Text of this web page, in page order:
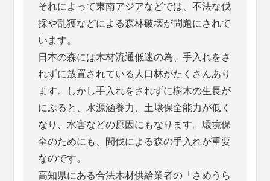
それによって東南アジアなどでは、不法な伐
採や乱獲などによる森林破壊が問題にされて
います。
日本の森には木材流通低迷の為、手入れをさ
れずに放置されている人口林がたくさんあり
ます。しかし手入れをされずに樹木の生長が
にぶると、水源涵養力、土壌保全能力が低く
なり、水害などの原因にもなります。環境保
全のためにも、間伐による森の手入れが重要
なのです。
高知県にある合法木材供給業者の「さめうら